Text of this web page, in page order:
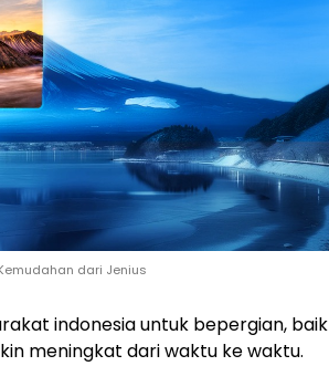
dari Jenius
indonesia untuk bepergian,
meningkat dari waktu ke waktu.